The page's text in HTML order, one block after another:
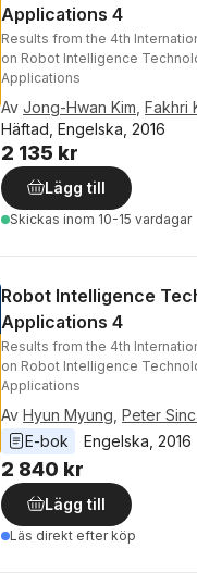
Applications 4
Results from the 4th
on Robot Intelligence
Applications
Av Jong-Hwan Kim Fakhri
Häftad, Engelska, 2016
2 135 kr
Lägg till
Skickas inom 10-15 vardagar
Robot Intelligence
Applications 4
Results from the 4th
on Robot Intelligence
Applications
Av Hyun Myung Peter
E-bok
Engelska 2016
2 840 kr
Lägg till
Läs direkt efter köp